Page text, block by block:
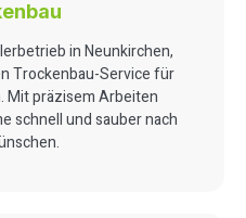
in Neunkirchen,
Trockenbau-Service für
Mit präzisem Arbeiten
schnell und sauber nach